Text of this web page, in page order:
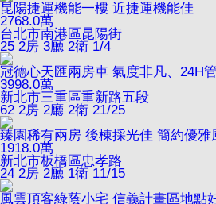
昆陽捷運機能一樓 近捷運機能佳
2768.0萬
台北市南港區昆陽街
25 2房 3廳 2衛 1/4
冠德心天匯兩房車 氣度非凡、24H
3998.0萬
新北市三重區重新路五段
62 2房 2廳 2衛 21/25
臻園稀有兩房 後棟採光佳 簡約優雅
1918.0萬
新北市板橋區忠孝路
24 2房 2廳 1衛 11/15
風雲頂客綠蔭小宅 信義計畫區地點